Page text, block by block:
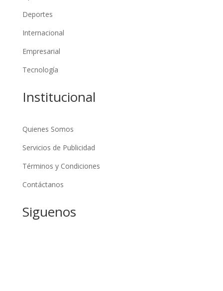
Deportes
Internacional
Empresarial
Tecnología
Institucional
Quienes Somos
Servicios de Publicidad
Términos y Condiciones
Contáctanos
Siguenos